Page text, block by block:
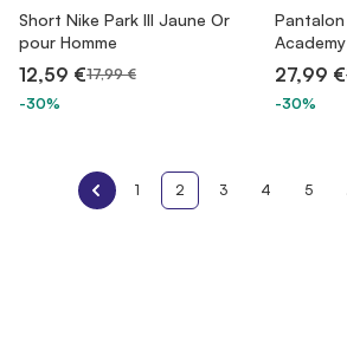
Short Nike Park III Jaune Or
pour Homme
12,59 €17,99 €
-30%
27,99 €
-30%
1 2 3 4 5